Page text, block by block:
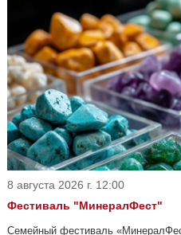
8 августа 2026 г. 12:00
Фестиваль "МинералФест"
Семейный фестиваль